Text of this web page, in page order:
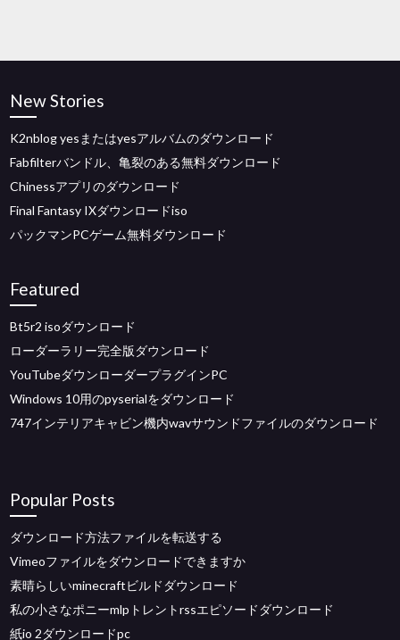
New Stories
K2nblog yesまたはyesアルバムのダウンロード
Fabfilterバンドル、亀裂のある無料ダウンロード
Chinessアプリのダウンロード
Final Fantasy IXダウンロードiso
パックマンPCゲーム無料ダウンロード
Featured
Bt5r2 isoダウンロード
ローダーラリー完全版ダウンロード
YouTubeダウンローダープラグインPC
Windows 10用のpyserialをダウンロード
747インテリアキャビン機内wavサウンドファイルのダウンロード
Popular Posts
ダウンロード方法ファイルを転送する
Vimeoファイルをダウンロードできますか
素晴らしいminecraftビルドダウンロード
私の小さなポニーmlpトレントrssエピソードダウンロード
紙io 2ダウンロードpc